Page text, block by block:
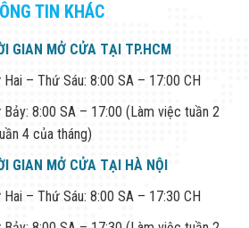
TIN KHÁC
GIAN MỞ CỬA TẠI TP.HCM
Hai – Thứ Sáu: 8:00 SA – 17:00 CH
Bảy: 8:00 SA – 17:00 (Làm việc tuần 2
4 của tháng)
GIAN MỞ CỬA TẠI HÀ NỘI
Hai – Thứ Sáu: 8:00 SA – 17:30 CH